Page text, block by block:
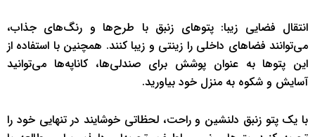
انتقال فضایی زیبا: پتوهای زنبق با طرح‌ها و رنگ‌های جذاب،
می‌توانند فضاهای داخلی را زینتی و زیبا کنند. همچنین با استفاده از
این پتوها به عنوان پوشش برای صندلی‌ها، کاناپه‌ها می‌توانید
آسایش و شکوه به منزل خود بیاورید.
با یک پتو زنبق دلنشین و راحت، لحظاتی خوشایند در تنهایی خود را